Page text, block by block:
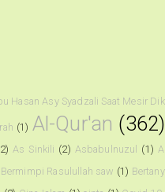
Hasan Asy Syadzali Saat Mesir
(1) Al-Qur'an (362)
As Sinkili (2) Asbabulnuzul (1)
Bermimpi Rasulullah saw (1)